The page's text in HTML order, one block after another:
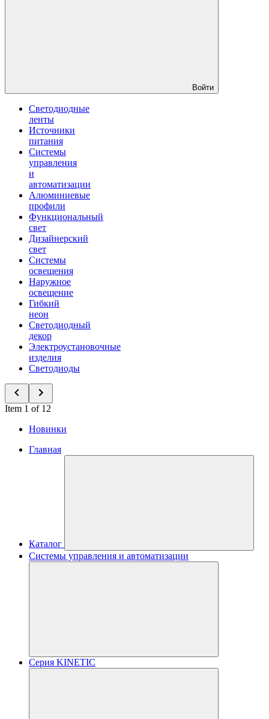
Войти
Светодиодные
ленты
Источники
питания
Системы
управления
и
автоматизации
Алюминиевые
профили
Функциональный
свет
Дизайнерский
свет
Системы
освещения
Наружное
освещение
Гибкий
неон
Светодиодный
декор
Электроустановочные
изделия
Светодиоды
Item 1 of 12
Новинки
Главная
Каталог
Системы управления и автоматизации
Серия KINETIC